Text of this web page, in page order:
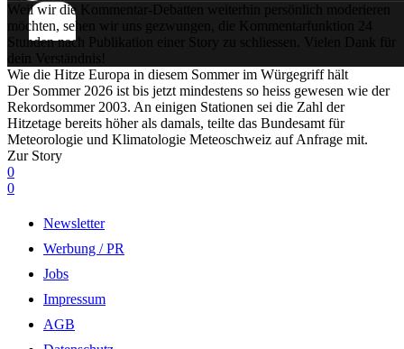
Weil wir die Kommentar-Debatten weiterhin persönlich moderieren
möchten, sehen wir uns gezwungen, die Kommentarfunktion 24
Stunden nach Publikation einer Story zu schliessen. Vielen Dank für
dein Verständnis!
Wie die Hitze Europa in diesem Sommer im Würgegriff hält
Der Sommer 2026 ist bis jetzt mindestens so heiss gewesen wie der
Rekordsommer 2003. An einigen Stationen sei die Zahl der
Hitzetage bereits höher als damals, teilte das Bundesamt für
Meteorologie und Klimatologie Meteoschweiz auf Anfrage mit.
Zur Story
0
0
Newsletter
Werbung / PR
Jobs
Impressum
AGB